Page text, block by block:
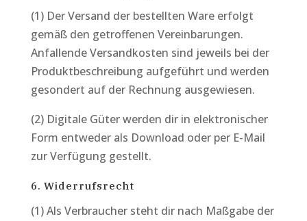
(1) Der Versand der bestellten Ware erfolgt
gemäß den getroffenen Vereinbarungen.
Anfallende Versandkosten sind jeweils bei der
Produktbeschreibung aufgeführt und werden
gesondert auf der Rechnung ausgewiesen.
(2) Digitale Güter werden dir in elektronischer
Form entweder als Download oder per E-Mail
zur Verfügung gestellt.
6. Widerrufsrecht
(1) Als Verbraucher steht dir nach Maßgabe der